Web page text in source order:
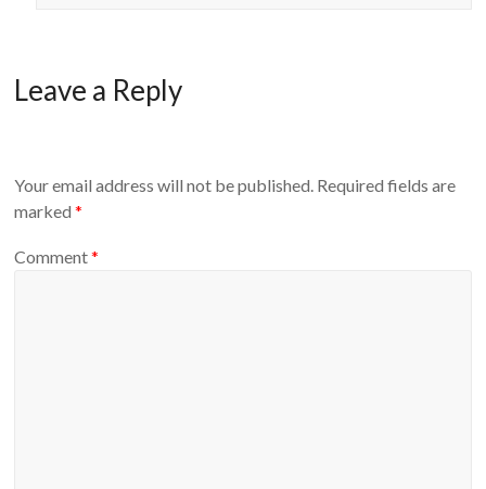
Leave a Reply
Your email address will not be published. Required fields are
marked*
Comment*